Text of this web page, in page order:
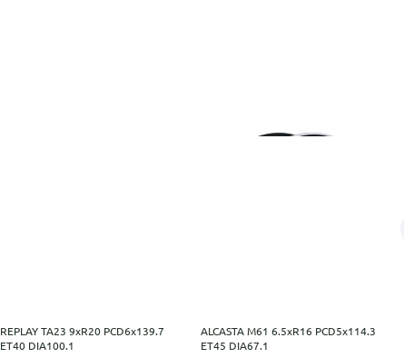
REPLAY TA23 9xR20 PCD6x139.7
ET40 DIA100.1
ALCASTA M61 6.5xR16 PCD5x114.3
ET45 DIA67.1